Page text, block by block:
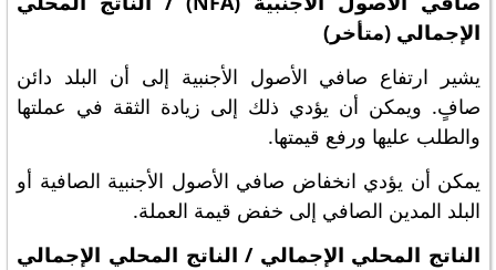
الإجمالي (متأخر)
يشير ارتفاع صافي الأصول الأجنبية إلى أن البلد دائن
صافٍ. ويمكن أن يؤدي ذلك إلى زيادة الثقة في عملتها
والطلب عليها ورفع قيمتها.
يمكن أن يؤدي انخفاض صافي الأصول الأجنبية الصافية أو
البلد المدين الصافي إلى خفض قيمة العملة.
الناتج المحلي الإجمالي / الناتج المحلي الإجمالي